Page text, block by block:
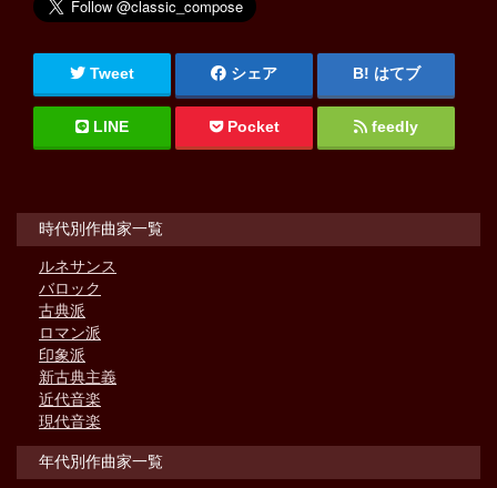
Tweet シェア はてブ
LINE Pocket feedly
時代別作曲家一覧
ルネサンス
バロック
古典派
ロマン派
印象派
新古典主義
近代音楽
現代音楽
年代別作曲家一覧